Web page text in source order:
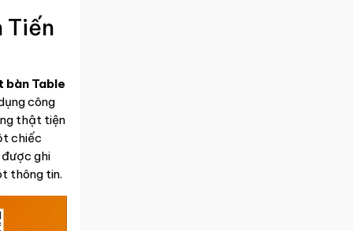
Tiến
bàn Table
công
thật tiện
chiếc
ghi
thông tin.